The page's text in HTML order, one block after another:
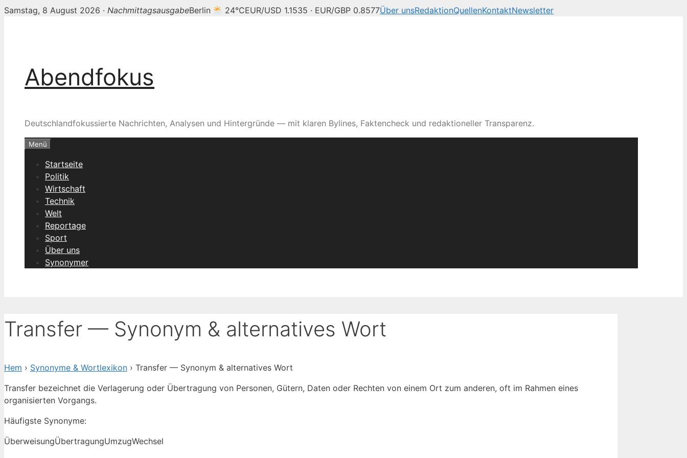
Samstag, 8 August 2026 · NachmittagsausgabeBerlin 24°CEUR/USD 1.1535 · EUR/GBP 0.8577Über unsRedaktionQuellenKontaktNewsletter
Abendfokus
Deutschlandfokussierte Nachrichten, Analysen und Hintergründe — mit klaren Bylines, Faktencheck und redaktioneller Transparenz.
Menü
Startseite
Politik
Wirtschaft
Technik
Welt
Reportage
Sport
Über uns
Synonymer
Transfer — Synonym & alternatives Wort
Hem › Synonyme & Wortlexikon › Transfer — Synonym & alternatives Wort
Transfer bezeichnet die Verlagerung oder Übertragung von Personen, Gütern, Daten oder Rechten von einem Ort zum anderen, oft im Rahmen eines
organisierten Vorgangs.
Häufigste Synonyme:
ÜberweisungÜbertragungUmzugWechsel